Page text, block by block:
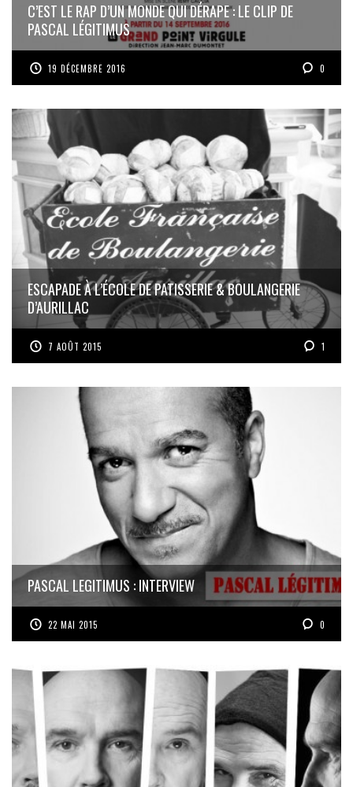
C’EST LE RAP D’UN MONDE QUI DÉRAPE : LE CLIP DE
PASCAL LÉGITIMUS
19 DÉCEMBRE 2016 0
ESCAPADE À L’ÉCOLE DE PATISSERIE & BOULANGERIE
D’AURILLAC
7 AOÛT 2015 1
PASCAL LEGITIMUS : INTERVIEW
22 MAI 2015 0